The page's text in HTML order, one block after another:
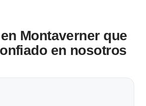
Montaverner que
en nosotros